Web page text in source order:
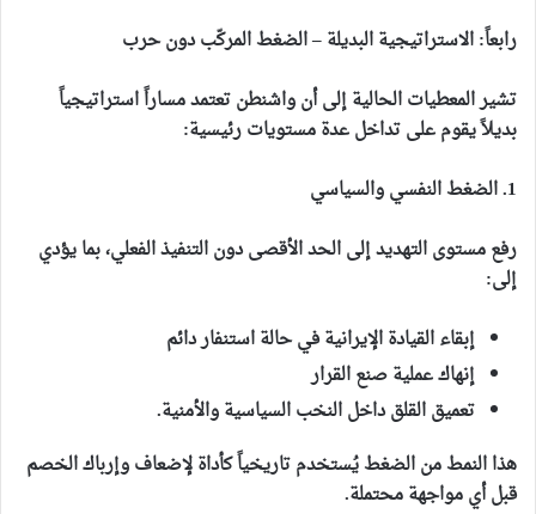
رابعاً: الاستراتيجية البديلة – الضغط المركّب دون حرب
تشير المعطيات الحالية إلى أن واشنطن تعتمد مساراً استراتيجياً
بديلاً يقوم على تداخل عدة مستويات رئيسية:
1. الضغط النفسي والسياسي
رفع مستوى التهديد إلى الحد الأقصى دون التنفيذ الفعلي، بما يؤدي
إلى:
إبقاء القيادة الإيرانية في حالة استنفار دائم
إنهاك عملية صنع القرار
تعميق القلق داخل النخب السياسية والأمنية.
هذا النمط من الضغط يُستخدم تاريخياً كأداة لإضعاف وإرباك الخصم
قبل أي مواجهة محتملة.